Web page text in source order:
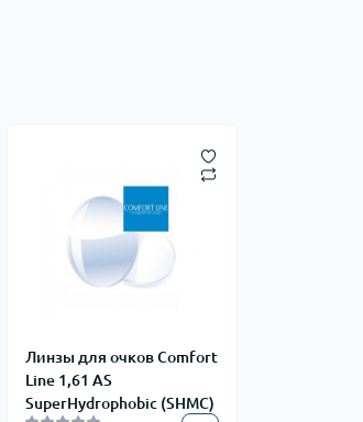
Линзы для очков Comfort
Line 1,61 AS
SuperHydrophobic (SHMC)